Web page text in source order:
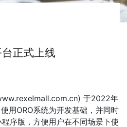
正式上线
于2022年
用ORO系统为开发基础，并同时
序版，方便用户在不同场景下使